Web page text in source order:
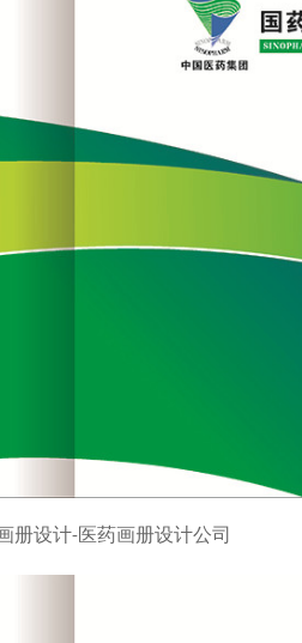
册设计-医药画册设计公司